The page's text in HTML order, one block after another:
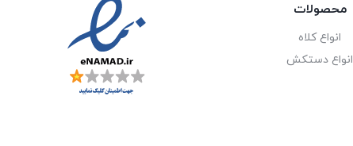
محصولات
انواع کلاه
انواع دستکش